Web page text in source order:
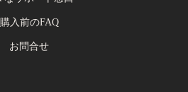
購入前のFAQ
お問合せ